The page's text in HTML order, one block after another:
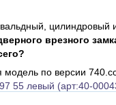
цилиндровый
врезного
по версии
55 левый (арт:40-